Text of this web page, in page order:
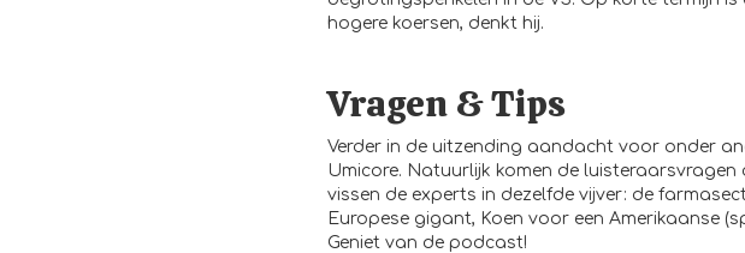
hogere koersen, denkt hij.
Vragen & Tips
Verder in de uitzending aandacht voor onder
Umicore. Natuurlijk komen de
vissen de experts in dezelfde vijver: de
Europese gigant, Koen voor een Amerikaanse
Geniet van de podcast!